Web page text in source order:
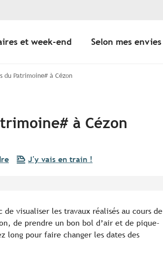
et week-end Selon mes envies
du Patrimoine# à Cézon
à Cézon
J'y vais en train !
visualiser les travaux réalisés au cours de
de prendre un bon bol d’air et de pique-
long pour faire changer les dates des